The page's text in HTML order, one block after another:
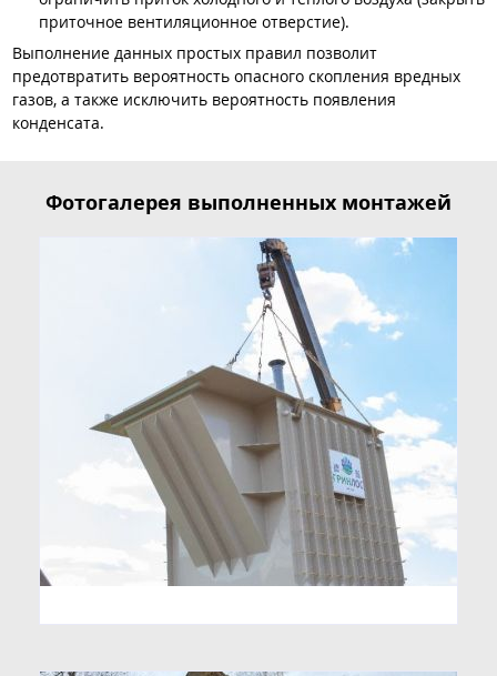
приточное вентиляционное отверстие).
Выполнение данных простых правил позволит
предотвратить вероятность опасного скопления вредных
газов, а также исключить вероятность появления
конденсата.
Фотогалерея выполненных монтажей